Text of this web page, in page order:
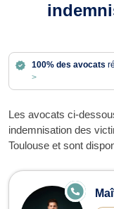
100% des avocats
>
Les avocats ci-
indemnisation des
Toulouse et sont
Avocats en
E
N